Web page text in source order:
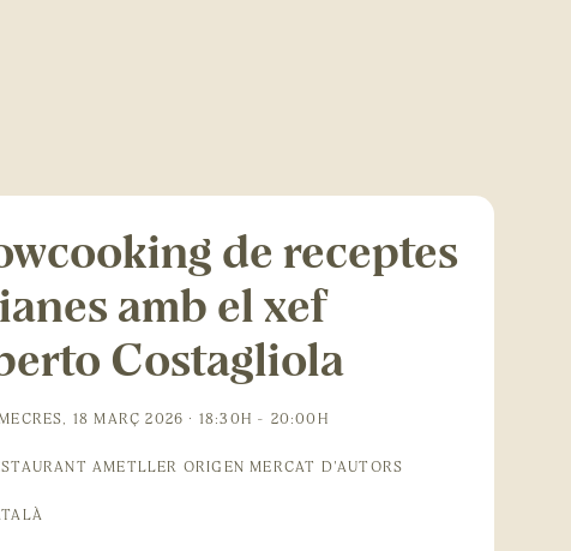
de receptes
amb el xef
Costagliola
18 MARÇ 2026 · 18:30H - 20:00H
AMETLLER ORIGEN MERCAT D'AUTORS